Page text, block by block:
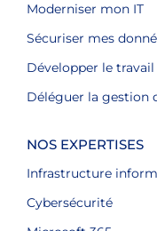
Moderniser mon IT
Sécuriser mes
Développer le
Déléguer la gestion
NOS EXPERTISES
Infrastructure
Cybersécurité